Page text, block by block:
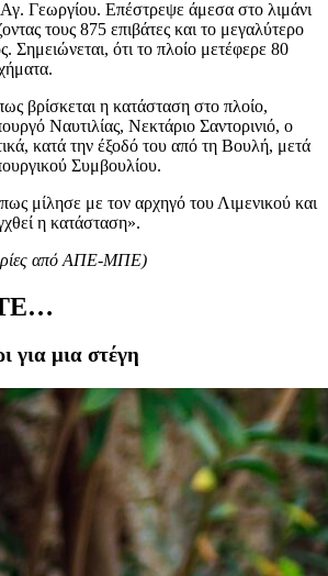
Γεωργίου. Επέστρεψε άμεσα στο λιμάνι
τους 875 επιβάτες και το μεγαλύτερο
Σημειώνεται, ότι το πλοίο μετέφερε 80
βρίσκεται η κατάσταση στο πλοίο,
Ναυτιλίας, Νεκτάριο Σαντορινιό, ο
κατά την έξοδό του από τη Βουλή, μετά
Συμβουλίου.
μίλησε με τον αρχηγό του Λιμενικού και
η κατάσταση».
από ΑΠΕ-ΜΠΕ)
για μια στέγη